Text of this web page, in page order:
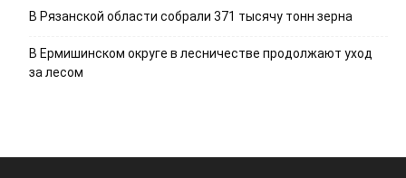
В Рязанской области собрали 371 тысячу тонн зерна
В Ермишинском округе в лесничестве продолжают уход
за лесом